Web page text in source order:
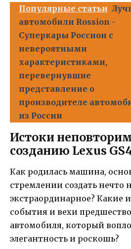
Популярные статьи
автомобили Rossion -
Суперкары Россион с
невероятными
характеристиками,
перевернувшие
представление о
производителе
из России
Истоки
созданию Lexus
Как родилась машина,
стремлении создать нечто
экстраординарное? Какие
события и вехи
автомобиля, который
элегантность и роскошь?